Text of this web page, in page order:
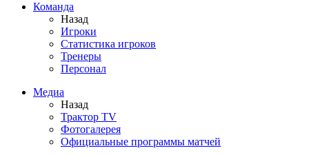
Команда
Назад
Игроки
Статистика игроков
Тренеры
Персонал
Медиа
Назад
Трактор TV
Фотогалерея
Официальные программы матчей